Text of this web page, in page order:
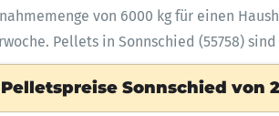
von 6000 kg für einen
Pellets in Sonnschied (55758)
Pelletspreise Sonnschied von